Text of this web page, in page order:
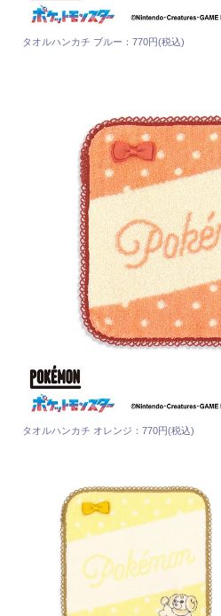
タオルハンカチ ブルー：770円(税込)
タオルハンカチ オレンジ：770円(税込)